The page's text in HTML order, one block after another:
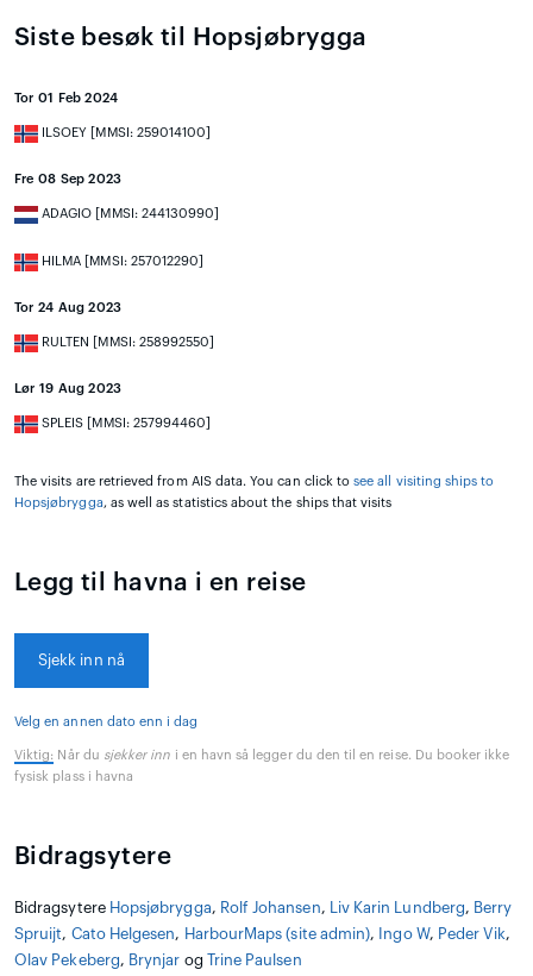
Siste besøk til Hopsjøbrygga
Tor 01 Feb 2024
ILSOEY [MMSI: 259014100]
Fre 08 Sep 2023
ADAGIO [MMSI: 244130990]
HILMA [MMSI: 257012290]
Tor 24 Aug 2023
RULTEN [MMSI: 258992550]
Lør 19 Aug 2023
SPLEIS [MMSI: 257994460]
The visits are retrieved from AIS data. You can click tosee all visiting ships to
Hopsjøbrygga, as well as statistics about the ships that visits
Legg til havna i en reise
Sjekk inn nå
Velg en annen dato enn i dag
Viktig: Når du sjekker inn i en havn så legger du den til en reise. Du booker ikke
fysisk plass i havna
Bidragsytere
Bidragsytere Hopsjøbrygga, Rolf Johansen, Liv Karin Lundberg, Berry
Spruijt, Cato Helgesen, HarbourMaps (site admin), Ingo W, Peder Vik,
Olav Pekeberg, Brynjar og Trine Paulsen